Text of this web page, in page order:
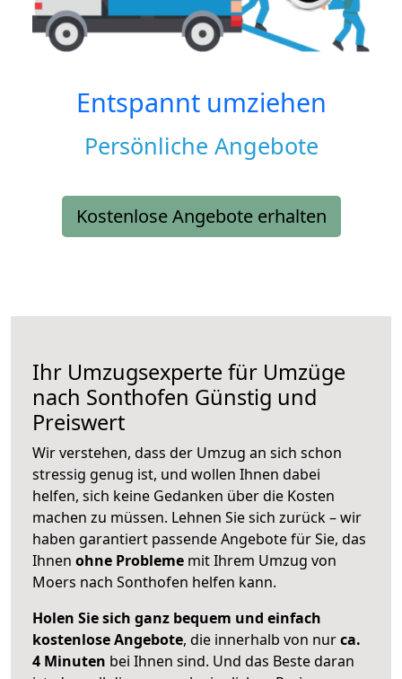
Entspannt umziehen
Persönliche Angebote
Kostenlose Angebote erhalten
Ihr Umzugsexperte für Umzüge
nach Sonthofen Günstig und
Preiswert
Wir verstehen, dass der Umzug an sich schon
stressig genug ist, und wollen Ihnen dabei
helfen, sich keine Gedanken über die Kosten
machen zu müssen. Lehnen Sie sich zurück – wir
haben garantiert passende Angebote für Sie, das
Ihnen ohne Probleme mit Ihrem Umzug von
Moers nach Sonthofen helfen kann.
Holen Sie sich ganz bequem und einfach
kostenlose Angebote, die innerhalb von nurca.
4 Minuten bei Ihnen sind. Und das Beste daran